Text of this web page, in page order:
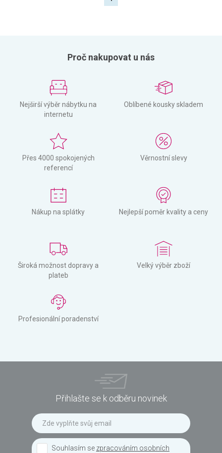
Proč nakupovat u nás
Nejširší výběr nábytku na
internetu
Oblíbené kousky skladem
Přes 4000 spokojených
referencí
Věrnostní slevy
Nákup na splátky Nejlepší poměr kvality a ceny
Široká možnost dopravy a
plateb
Velký výběr zboží
Profesionální poradenství
Přihlašte se k odběru novinek
Souhlasím se zpracováním osobních